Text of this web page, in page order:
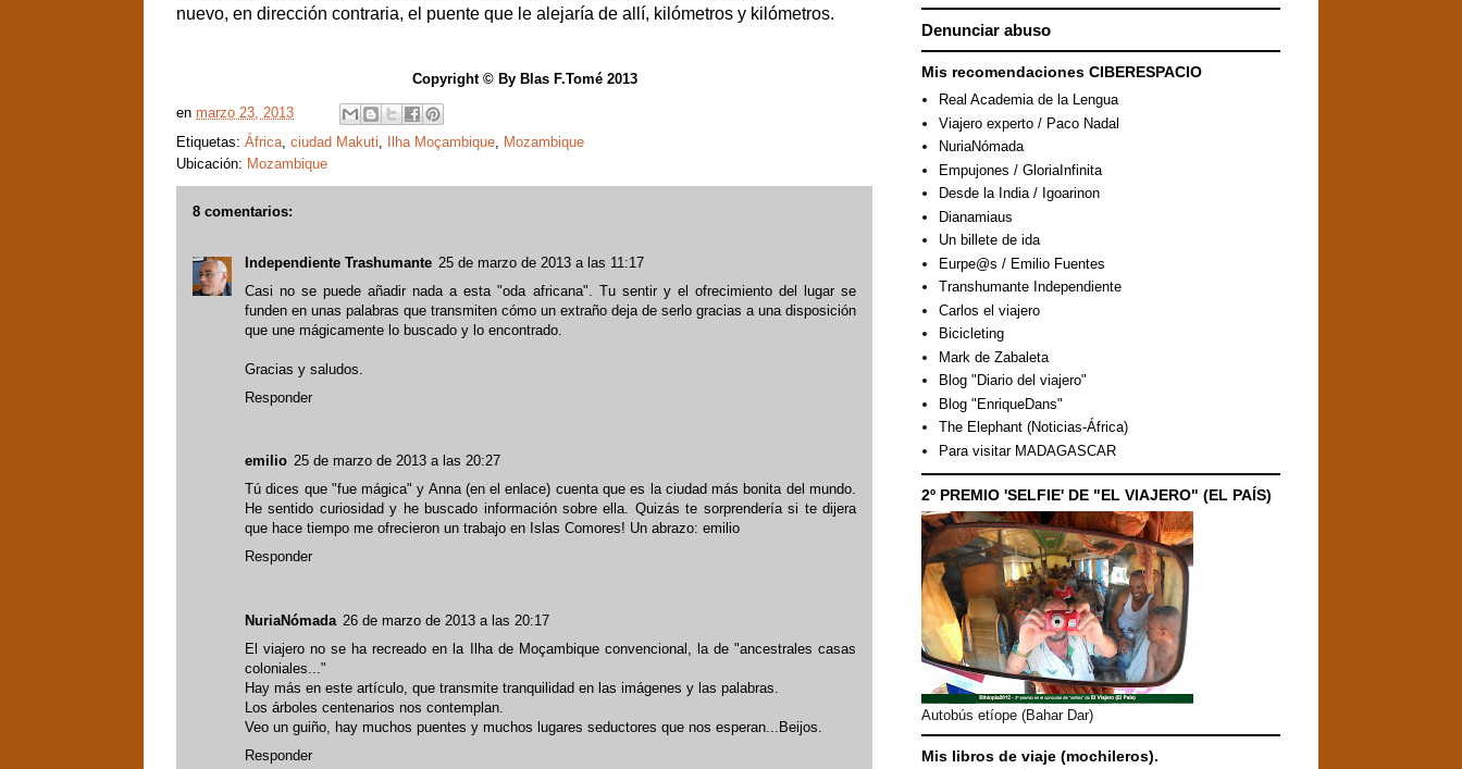
nuevo, en dirección contraria, el puente que le alejaría de allí, kilómetros y kilómetros.
Copyright © By Blas F.Tomé 2013
en marzo 23, 2013
Etiquetas: África, ciudad Makuti, Ilha Moçambique, Mozambique
Ubicación: Mozambique
8 comentarios:
Independiente Trashumante 25 de marzo de 2013 a las 11:17
Casi no se puede añadir nada a esta "oda africana". Tu sentir y el ofrecimiento del lugar se
funden en unas palabras que transmiten cómo un extraño deja de serlo gracias a una disposición
que une mágicamente lo buscado y lo encontrado.
Gracias y saludos.
Responder
emilio 25 de marzo de 2013 a las 20:27
Tú dices que "fue mágica" y Anna (en el enlace) cuenta que es la ciudad más bonita del mundo.
He sentido curiosidad y he buscado información sobre ella. Quizás te sorprendería si te dijera
que hace tiempo me ofrecieron un trabajo en Islas Comores! Un abrazo: emilio
Responder
NuriaNómada 26 de marzo de 2013 a las 20:17
El viajero no se ha recreado en la Ilha de Moçambique convencional, la de "ancestrales casas
coloniales..."
Hay más en este artículo, que transmite tranquilidad en las imágenes y las palabras.
Los árboles centenarios nos contemplan.
Veo un guiño, hay muchos puentes y muchos lugares seductores que nos esperan...Beijos.
Responder
Denunciar abuso
Mis recomendaciones CIBERESPACIO
Real Academia de la Lengua
Viajero experto / Paco Nadal
NuriaNómada
Empujones / GloriaInfinita
Desde la India / Igoarinon
Dianamiaus
Un billete de ida
Eurpe@s / Emilio Fuentes
Transhumante Independiente
Carlos el viajero
Bicicleting
Mark de Zabaleta
Blog "Diario del viajero"
Blog "EnriqueDans"
The Elephant (Noticias-África)
Para visitar MADAGASCAR
2º PREMIO 'SELFIE' DE "EL VIAJERO" (EL PAÍS)
Autobús etíope (Bahar Dar)
Mis libros de viaje (mochileros).